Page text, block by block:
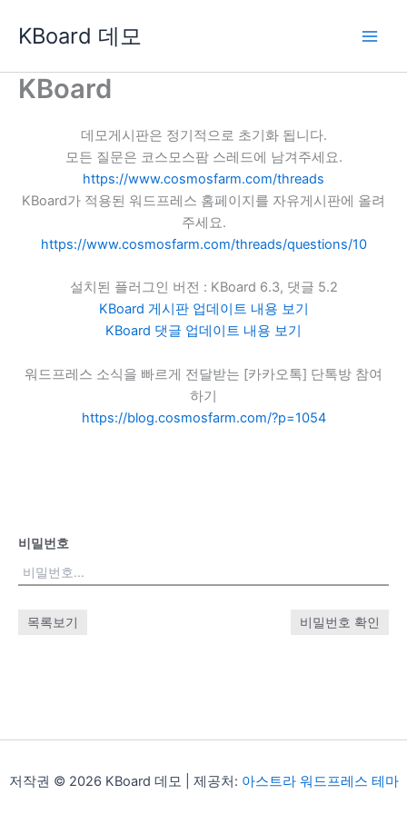
로
KBoard 데모
KBoard
데모게시판은 정기적으로 초기화 됩니다.
모든 질문은 코스모스팜 스레드에 남겨주세요.
https://www.cosmosfarm.com/threads
KBoard가 적용된 워드프레스 홈페이지를 자유게시판에 올려
주세요.
https://www.cosmosfarm.com/threads/questions/10
설치된 플러그인 버전 : KBoard 6.3, 댓글 5.2
KBoard 게시판 업데이트 내용 보기
KBoard 댓글 업데이트 내용 보기
워드프레스 소식을 빠르게 전달받는 [카카오톡] 단톡방 참여
하기
https://blog.cosmosfarm.com/?p=1054
비밀번호
목록보기 비밀번호 확인
저작권 © 2026 KBoard 데모 | 제공처: 아스트라 워드프레스 테마